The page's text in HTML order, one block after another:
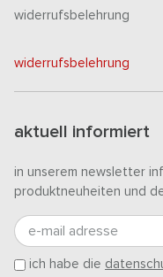
widerrufsbelehrung
widerrufsbelehrung
aktuell informiert
in unserem newsletter
produktneuheiten und
e-mail adresse
ich habe die